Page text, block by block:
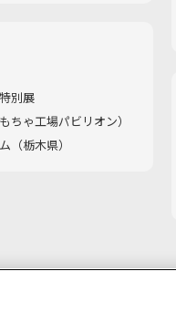
別展
ちゃ工場パビリオン）​
（栃木県）